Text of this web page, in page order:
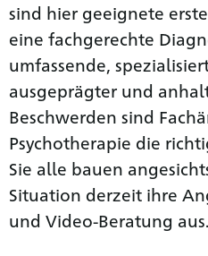
sind hier geeignete
eine fachgerechte
umfassende,
ausgeprägter und
Beschwerden sind
Psychotherapie die
Sie alle bauen
Situation derzeit ihre
und Video-Beratung aus.